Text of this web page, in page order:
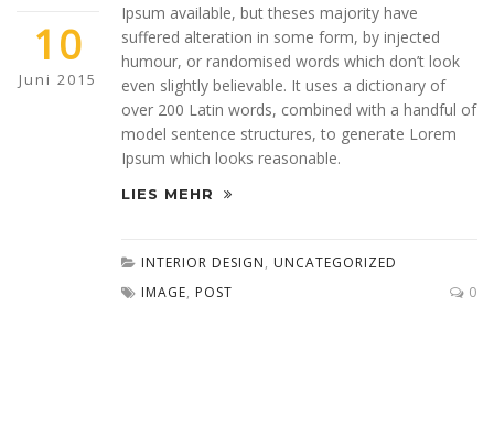
10
Juni 2015
Ipsum available, but theses majority have
suffered alteration in some form, by injected
humour, or randomised words which don’t look
even slightly believable. It uses a dictionary of
over 200 Latin words, combined with a handful of
model sentence structures, to generate Lorem
Ipsum which looks reasonable.
LIES MEHR
INTERIOR DESIGN, UNCATEGORIZED
IMAGE, POST 0